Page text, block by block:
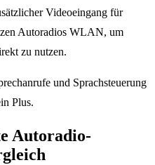
Videoeingang für
Autoradios WLAN, um
zu nutzen.
und Sprachsteuerung
Plus.
Autoradio-